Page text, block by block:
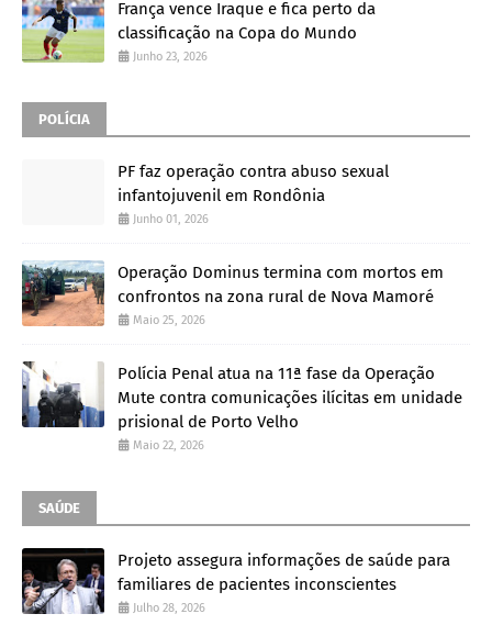
França vence Iraque e fica perto da
classificação na Copa do Mundo
Junho 23, 2026
POLÍCIA
PF faz operação contra abuso sexual
infantojuvenil em Rondônia
Junho 01, 2026
Operação Dominus termina com mortos em
confrontos na zona rural de Nova Mamoré
Maio 25, 2026
Polícia Penal atua na 11ª fase da Operação
Mute contra comunicações ilícitas em unidade
prisional de Porto Velho
Maio 22, 2026
SAÚDE
Projeto assegura informações de saúde para
familiares de pacientes inconscientes
Julho 28, 2026